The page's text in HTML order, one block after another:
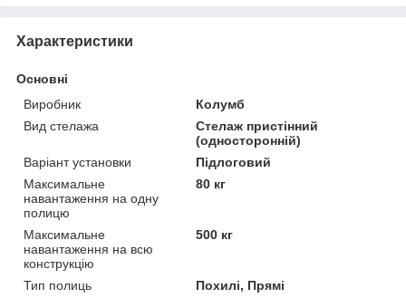
Характеристики
Основні
Виробник
Колумб
Вид стелажа
Стелаж пристінний
(односторонній)
Варіант установки
Підлоговий
Максимальне
навантаження на одну
полицю
80 кг
Максимальне
навантаження на всю
конструкцію
500 кг
Тип полиць
Похилі, Прямі